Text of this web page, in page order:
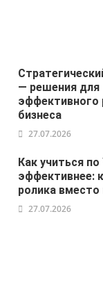
— решения для
эффективного
бизнеса
27.07.2026
Как учиться по
эффективнее:
ролика
27.07.2026